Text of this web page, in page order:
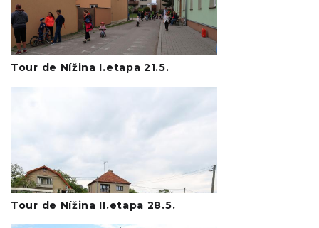
Tour de Nížina I.etapa 21.5.
Tour de Nížina II.etapa 28.5.